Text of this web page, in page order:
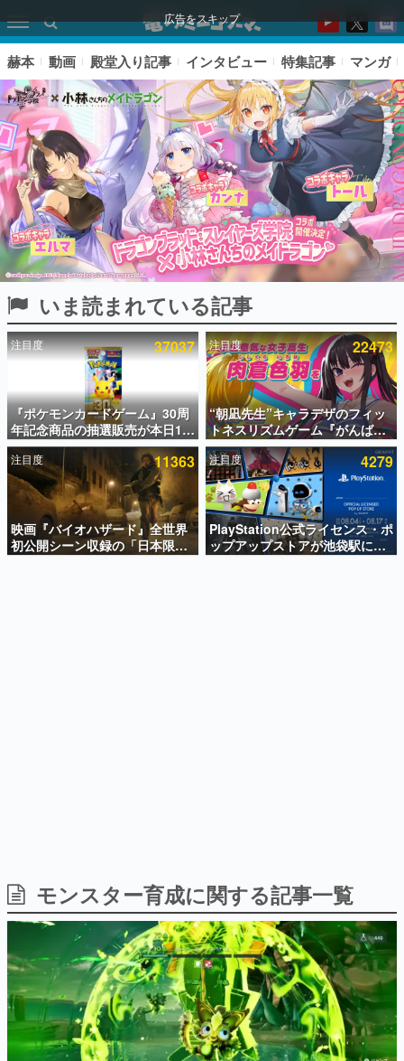
広告をスキップ
ピックアップ
電ファミのいま読まれている記事ランキング
アプリセール情報
インタビュー
連載・特集一覧
殿堂入り記事
SNS拡散数が数千以上！ ページビュー数万以上！ などな
ど。多くの人々に読まれた、電ファミ渾身の“殿堂入り”記
事をまとめました。
日本のモバイルゲーム史における主要なトピック・タイト
ルを網羅するほか、開発者へのインタビューや識者による
解説を掲載。約20年の歴史が一望できる決定版！
若ゲのいたり〜ゲームクリエイターの青春〜
『うつヌケ』『ペンと箸』等で知られるマンガ家・田中圭
一先生によるゲーム業界レポートマンガです。
なんでゲームは面白い？
ゲーム開発者・hamatsu氏がゲームの魅力を画面や操作の
具体的な形から解き明かしていく、硬派で骨太な評論連載
です。
赫本 動画 殿堂入り記事 インタビュー 特集記事 マンガ
いま読まれている記事
注目度 37037
『ポケモンカードゲーム』30周
年記念商品の抽選販売が本日12
時より開始。拡張パック「30th
CELEBRATION」のボックス
に、「プレミアムデッキセット
エーフィ・ブラッキー」
「FUTURISTIC BOX」の計3商
品
注目度 22473
“朝凪先生”キャラデザのフィッ
トネスリズムゲーム『がんば
れ！チアリズム』Steamストア
ページが公開。キャラクターの
CVは陽向葵ゅかさん
注目度 11363
映画『バイオハザード』全世界
初公開シーン収録の「日本限
定」予告映像が解禁。バイオの
注目度 4279
PlayStation公式ライセンス・ポ
ップアップストアが池袋駅にて
期間限定で開催。夏のアパレル
モンスター育成に関する記事一覧